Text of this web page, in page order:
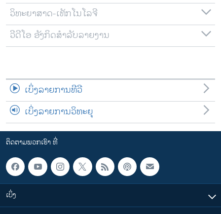
ວິທະຍາສາດ-ເທັກໂນໂລຈີ
ວີດີໂອ ອັງກິດສຳລັບລາຍງານ
ເບິ່ງລາຍການທີວີ
ເບິ່ງລາຍການວິທະຍຸ
ຕິດຕາມພວກເຮົາ ທີ່
ເບິ່ງ